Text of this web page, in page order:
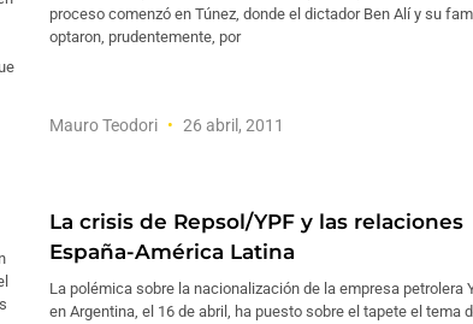
proceso comenzó en Túnez, donde el dictador Ben Alí y su
optaron, prudentemente, por
Mauro Teodori 26 abril, 2011
La crisis de Repsol/YPF y las relaciones
España-América Latina
La polémica sobre la nacionalización de la empresa petrolera
en Argentina, el 16 de abril, ha puesto sobre el tapete el tema